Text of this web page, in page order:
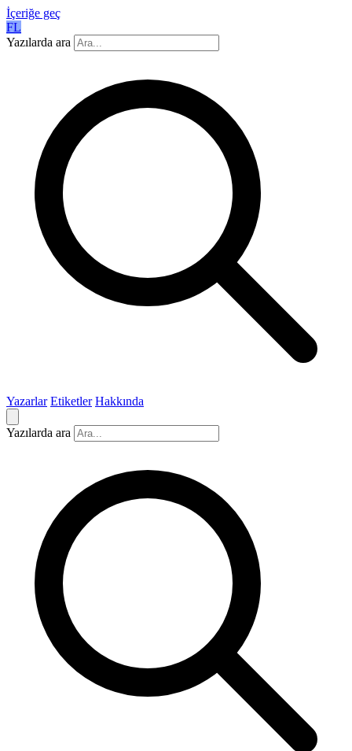
İçeriğe geç
FL
Yazılarda ara
Yazarlar Etiketler Hakkında
Yazılarda ara